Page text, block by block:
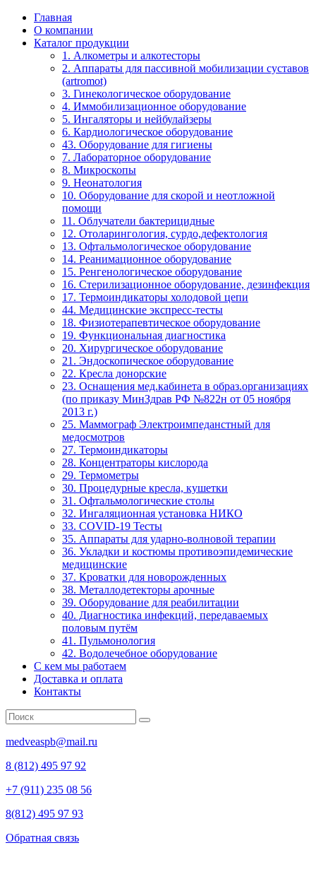
Главная
О компании
Каталог продукции
1. Алкометры и алкотесторы
2. Аппараты для пассивной мобилизации суставов
(artromot)
3. Гинекологическое оборудование
4. Иммобилизационное оборудование
5. Ингаляторы и нейбулайзеры
6. Кардиологическое оборудование
43. Оборудование для гигиены
7. Лабораторное оборудование
8. Микроскопы
9. Неонатология
10. Оборудование для скорой и неотложной
помощи
11. Облучатели бактерицидные
12. Отоларингология, сурдо,дефектология
13. Офтальмологическое оборудование
14. Реанимационное оборудование
15. Ренгенологическое оборудование
16. Стерилизационное оборудование, дезинфекция
17. Термоиндикаторы холодовой цепи
44. Медицинские экспресс-тесты
18. Физиотерапевтическое оборудование
19. Функциональная диагностика
20. Хирургическое оборудование
21. Эндоскопическое оборудование
22. Кресла донорские
23. Оснащения мед.кабинета в образ.организациях
(по приказу МинЗдрав РФ №822н от 05 ноября
2013 г.)
25. Маммограф Электроимпеданстный для
медосмотров
27. Термоиндикаторы
28. Концентраторы кислорода
29. Термометры
30. Процедурные кресла, кушетки
31. Офтальмологические столы
32. Ингаляционная установка НИКО
33. COVID-19 Тесты
35. Аппараты для ударно-волновой терапии
36. Укладки и костюмы противоэпидемические
медицинские
37. Кроватки для новорожденных
38. Металлодетекторы арочные
39. Оборудование для реабилитации
40. Диагностика инфекций, передаваемых
половым путём
41. Пульмонология
42. Водолечебное оборудование
С кем мы работаем
Доставка и оплата
Контакты
medveaspb@mail.ru
8 (812) 495 97 92
+7 (911) 235 08 56
8(812) 495 97 93
Обратная связь